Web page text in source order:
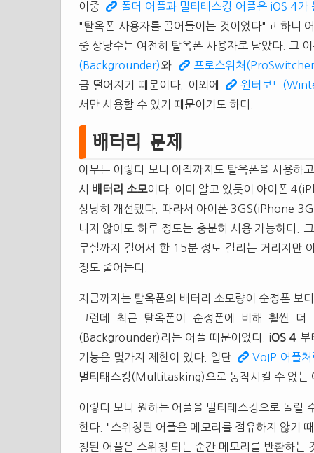
이중
폴더 어플과 멀티태스킹 어플은 iOS 4
"탈옥폰 사용자를 끌어들이는 것이었다"고 하니
중 상당수는 여전히 탈옥폰 사용자로 남았다. 그
(Backgrounder)와
프로스위처
금 떨어지기 때문이다. 이외에
윈터보드
서만 사용할 수 있기 때문이기도 하다.
배터리 문제
아무튼 이렇다 보니 아직까지도 탈옥폰을 사용하
시 배터리 소모이다. 이미 알고 있듯이 아이폰
상당히 개선됐다. 따라서 아이폰 3GS(iPhone
니지 않아도 하루 정도는 충분히 사용 가능하다.
무실까지 걸어서 한 15분 정도 걸리는 거리지만
정도 줄어든다.
지금까지는 탈옥폰의 배터리 소모량이 순정폰 보
그런데 최근 탈옥폰이 순정폰에 비해 훨씬
(Backgrounder)라는 어플 때문이었다. iOS 4 부
기능은 몇가지 제한이 있다. 일단
VoIP 어플처
멀티태스킹(Multitasking)으로 동작시킬 수 없
이렇다 보니 원하는 어플을 멀티태스킹으로 돌릴
한다. "스위칭된 어플은 메모리를 점유하지 않기
칭된 어플은 스위칭 되는 순간 메모리를 반환하는